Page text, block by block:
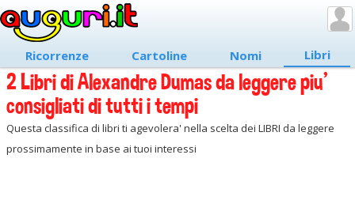
Ricorrenze Cartoline Nomi Libri
2 Libri di Alexandre Dumas da leggere piu'
consigliati di tutti i tempi
Questa classifica di libri ti agevolera' nella scelta dei LIBRI da leggere
prossimamente in base ai tuoi interessi